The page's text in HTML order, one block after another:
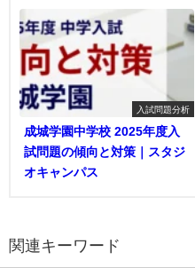
入試問題分析
成城学園中学校 2025年度入
試問題の傾向と対策｜スタジ
オキャンパス
関連キーワード